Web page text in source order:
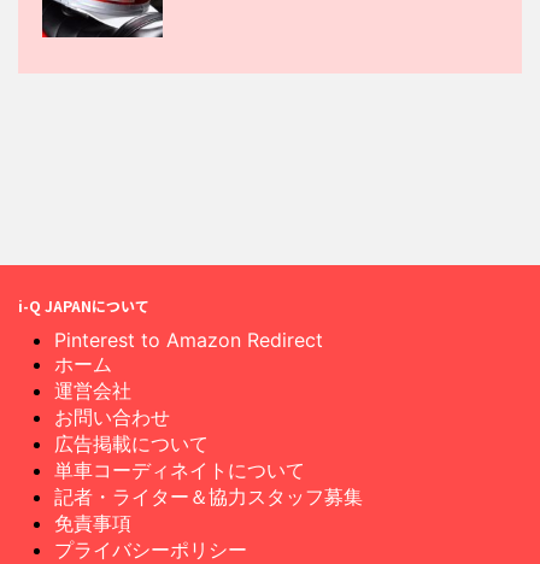
i-Q JAPANについて
Pinterest to Amazon Redirect
ホーム
運営会社
お問い合わせ
広告掲載について
単車コーディネイトについて
記者・ライター＆協力スタッフ募集
免責事項
プライバシーポリシー